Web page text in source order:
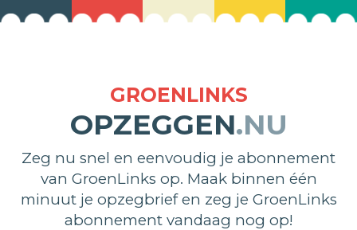
GROENLINKS
OPZEGGEN.NU
Zeg nu snel en eenvoudig je abonnement
van GroenLinks op. Maak binnen één
minuut je opzegbrief en zeg je GroenLinks
abonnement vandaag nog op!